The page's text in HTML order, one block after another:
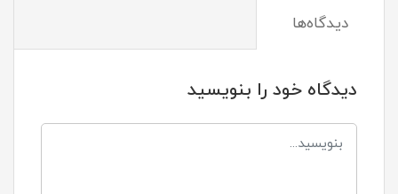
دیدگاه‌ها
دیدگاه خود را بنویسید